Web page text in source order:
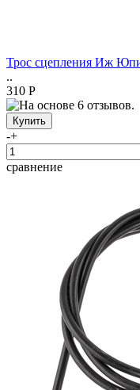
Трос сцепления Иж
..
310 Р
-+
сравнение